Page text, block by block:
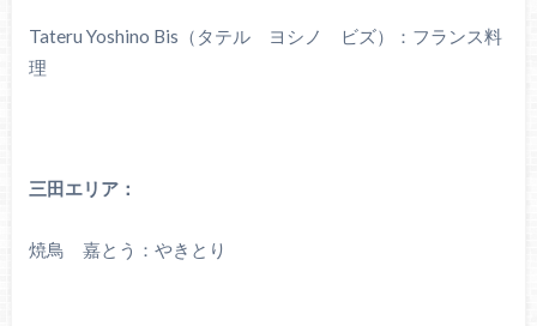
Tateru Yoshino Bis（タテル ヨシノ ビズ）：フランス料
理
三田エリア：
焼鳥 嘉とう：やきとり